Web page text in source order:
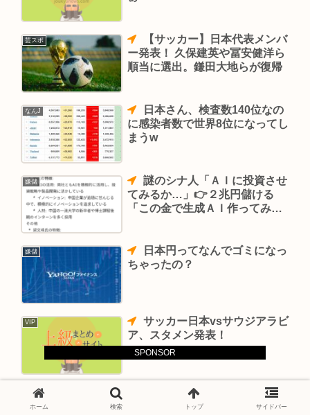
SPONSOR
芸スポ
ー発表！ 久保建英や冨安健洋ら
順当に選出。鎌田大地らが復帰
なんJ
に感染者数で世界8位になってし
まうw
嫌儲
謎のシナ人「ＡＩに投資させ
てみるか…」👉２兆円儲ける
「この金で生成ＡＩ作ってみる
嫌儲
ちゃったの？
VIP
サッカー日本vsサウジアラビ
ア、スタメン発表！
ニュー速
万人から9割減360万人 老人だ
ホーム 検索 トップ サイドバー